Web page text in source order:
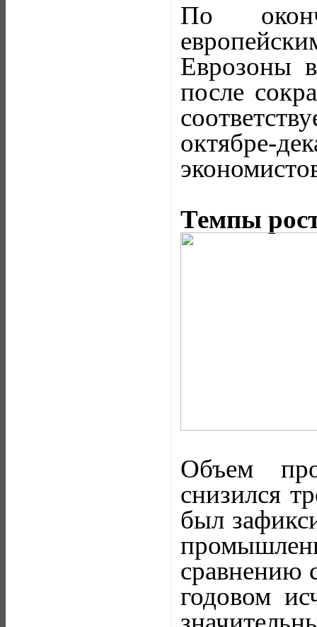
По
Еврозоны
после
октябре-
Темпы
Объем
снизился
был
сравнению
годовом